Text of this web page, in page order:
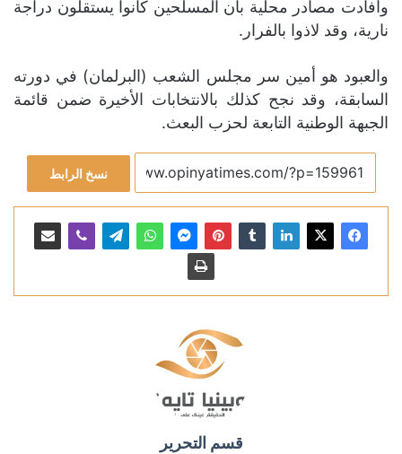
وأفادت مصادر محلية بان المسلحين كانوا يستقلون دراجة
نارية، وقد لاذوا بالفرار.
والعبود هو أمين سر مجلس الشعب (البرلمان) في دورته
السابقة، وقد نجح كذلك بالانتخابات الأخيرة ضمن قائمة
الجبهة الوطنية التابعة لحزب البعث.
نسخ الرابط
قسم التحرير